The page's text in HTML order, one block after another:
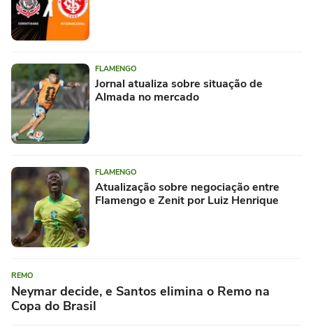
FLAMENGO
Jornal atualiza sobre situação de
Almada no mercado
FLAMENGO
Atualização sobre negociação entre
Flamengo e Zenit por Luiz Henrique
REMO
Neymar decide, e Santos elimina o Remo na
Copa do Brasil